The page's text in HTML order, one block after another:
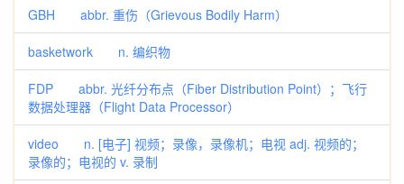
GBH abbr. 重伤（Grievous Bodily Harm）
basketwork n. 编织物
FDP abbr. 光纤分布点（Fiber Distribution Point）；飞行
数据处理器（Flight Data Processor）
video n. [电子] 视频；录像，录像机；电视 adj. 视频的；
录像的；电视的 v. 录制